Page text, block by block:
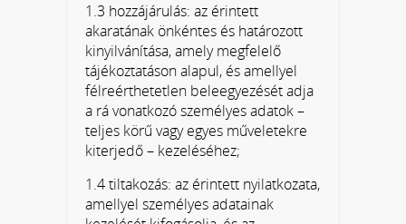
1.3 hozzájárulás: az érintett
akaratának önkéntes és határozott
kinyilvánítása, amely megfelelő
tájékoztatáson alapul, és amellyel
félreérthetetlen beleegyezését adja
a rá vonatkozó személyes adatok –
teljes körű vagy egyes műveletekre
kiterjedő – kezeléséhez;
1.4 tiltakozás: az érintett nyilatkozata,
amellyel személyes adatainak